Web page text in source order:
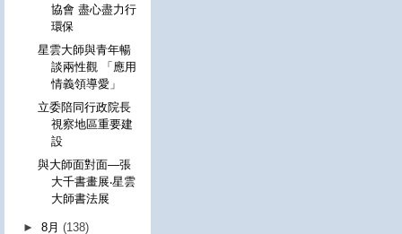
協會 盡心盡力行
環保
星雲大師與青年暢
談兩性觀 「應用
情義領導愛」
立委陪同行政院長
視察地區重要建
設
與大師面對面—張
大千書畫展‧星雲
大師書法展
►8月(138)